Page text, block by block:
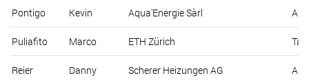
Pontigo Kevin Aqua'Energie Sàrl
Puliafito Marco ETH Zürich
Reier Danny Scherer Heizungen AG